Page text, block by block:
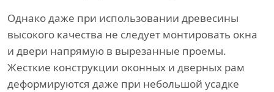
Однако даже при использовании древесины
высокого качества не следует монтировать окна
и двери напрямую в вырезанные проемы.
Жесткие конструкции оконных и дверных рам
деформируются даже при небольшой усадке